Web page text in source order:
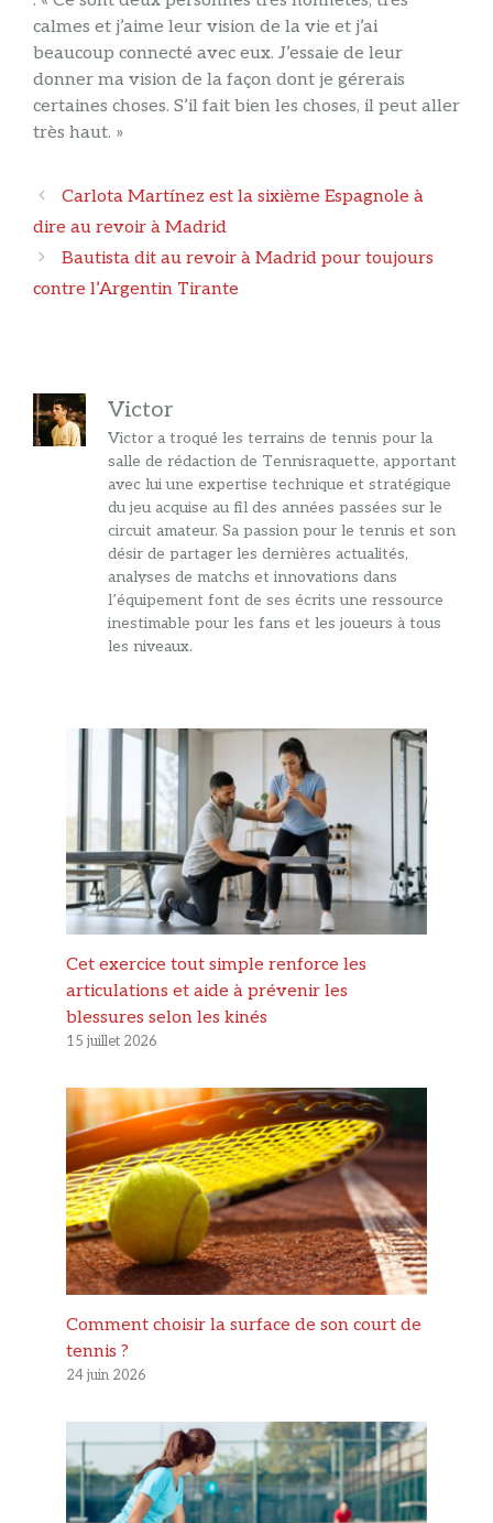
calmes et j’aime leur vision de la vie et j’ai
beaucoup connecté avec eux. J’essaie de leur
donner ma vision de la façon dont je gérerais
certaines choses. S’il fait bien les choses, il peut aller
très haut. »
Navigation
des
articles
Carlota Martínez est la sixième Espagnole à
dire au revoir à Madrid
Bautista dit au revoir à Madrid pour toujours
contre l’Argentin Tirante
Victor
Victor a troqué les terrains de tennis pour la
salle de rédaction de Tennisraquette, apportant
avec lui une expertise technique et stratégique
du jeu acquise au fil des années passées sur le
circuit amateur. Sa passion pour le tennis et son
désir de partager les dernières actualités,
analyses de matchs et innovations dans
l’équipement font de ses écrits une ressource
inestimable pour les fans et les joueurs à tous
les niveaux.
Cet exercice tout simple renforce les
articulations et aide à prévenir les
blessures selon les kinés
15 juillet 2026
Comment choisir la surface de son court de
tennis ?
24 juin 2026